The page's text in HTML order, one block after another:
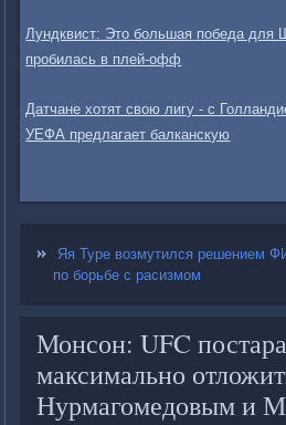
Лундквист: Это большая победа для
пробилась в плей-офф
Датчане хотят свою лигу - с
УЕФА предлагает балканскую
Яя Туре возмутился решением
по борьбе с расизмом
Монсон: UFC
максимально
Нурмагомедовым и